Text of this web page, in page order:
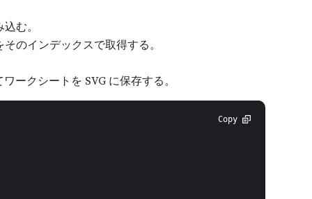
む。
のインデックスで取得する。
ークシートを SVG に保存する。
Copy